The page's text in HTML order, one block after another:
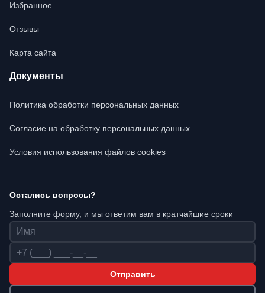
Избранное
Отзывы
Карта сайта
Документы
Политика обработки персональных данных
Согласие на обработку персональных данных
Условия использования файлов cookies
Остались вопросы?
Заполните форму, и мы ответим вам в кратчайшие сроки
Имя
Телефон
Отправить